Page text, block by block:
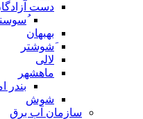
دست
بهبهان
َشوشتر
لالی
ماهشهر
بندر
شوش
سازمان آب برق